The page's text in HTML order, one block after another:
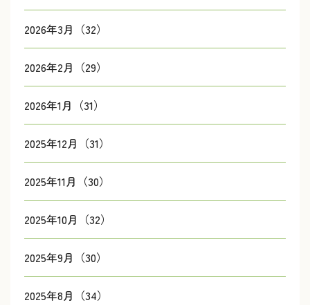
2026年3月（32）
2026年2月（29）
2026年1月（31）
2025年12月（31）
2025年11月（30）
2025年10月（32）
2025年9月（30）
2025年8月（34）